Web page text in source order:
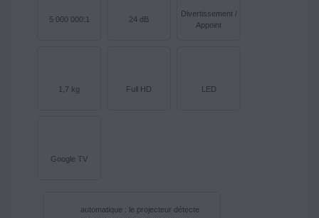
5 000 000:1 24 dB
Divertissement /
Appoint
1,7 kg Full HD LED
Google TV
automatique : le projecteur détecte